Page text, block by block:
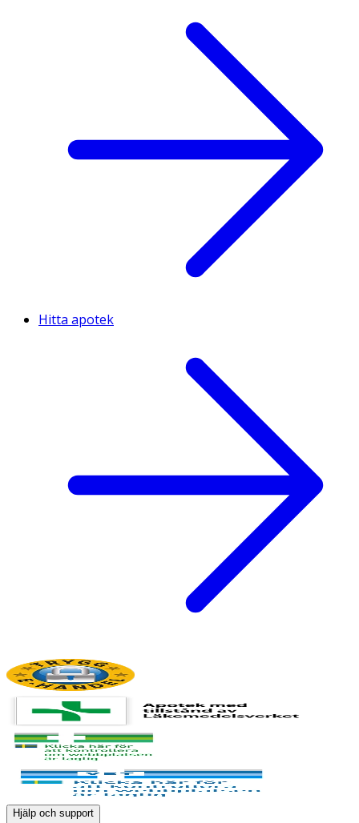
Hitta apotek
Hjälp och support